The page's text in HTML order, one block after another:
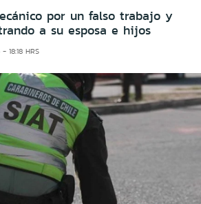
por un falso trabajo y
a su esposa e hijos
18:18 HRS